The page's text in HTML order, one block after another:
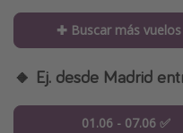
✚ Buscar más
🔸 Ej. desde Madrid
01.06 - 07.06 ✅